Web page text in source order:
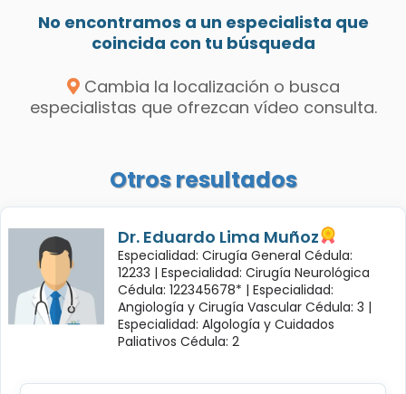
No encontramos a un especialista que
coincida con tu búsqueda
Cambia la localización o busca
especialistas que ofrezcan vídeo consulta.
Otros resultados
Dr. Eduardo Lima Muñoz
Especialidad: Cirugía General Cédula:
12233 | Especialidad: Cirugía Neurológica
Cédula: 122345678* | Especialidad:
Angiología y Cirugía Vascular Cédula: 3 |
Especialidad: Algología y Cuidados
Paliativos Cédula: 2